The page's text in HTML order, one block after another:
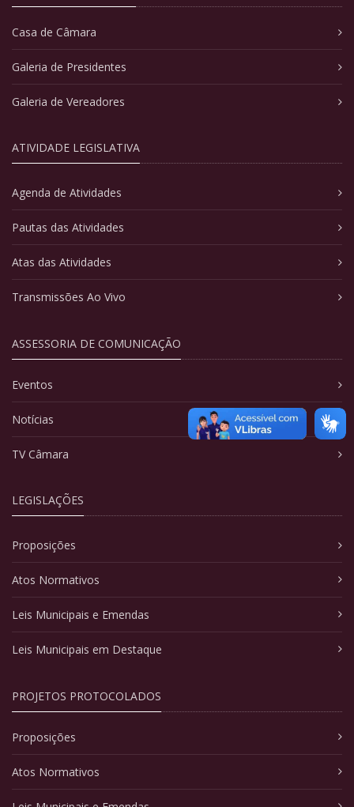
Casa de Câmara
Galeria de Presidentes
Galeria de Vereadores
ATIVIDADE LEGISLATIVA
Agenda de Atividades
Pautas das Atividades
Atas das Atividades
Transmissões Ao Vivo
ASSESSORIA DE COMUNICAÇÃO
Eventos
Notícias
TV Câmara
LEGISLAÇÕES
Proposições
Atos Normativos
Leis Municipais e Emendas
Leis Municipais em Destaque
PROJETOS PROTOCOLADOS
Proposições
Atos Normativos